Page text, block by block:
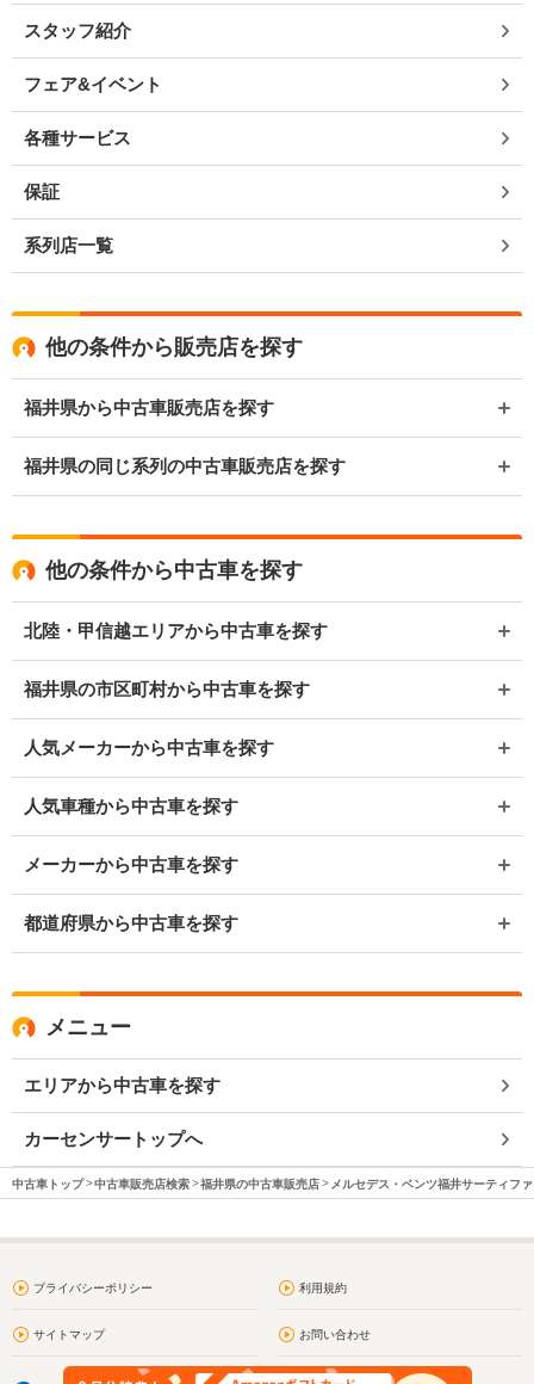
スタッフ紹介
フェア&イベント
各種サービス
保証
系列店一覧
他の条件から販売店を探す
福井県から中古車販売店を探す
福井県の同じ系列の中古車販売店を探す
他の条件から中古車を探す
北陸・甲信越エリアから中古車を探す
福井県の市区町村から中古車を探す
人気メーカーから中古車を探す
人気車種から中古車を探す
メーカーから中古車を探す
都道府県から中古車を探す
メニュー
エリアから中古車を探す
カーセンサートップへ
中古車トップ 中古車販売店検索 福井県の中古車販売店 メルセデス・ベンツ福井サーティフ
プライバシーポリシー 利用規約
サイトマップ お問い合わせ